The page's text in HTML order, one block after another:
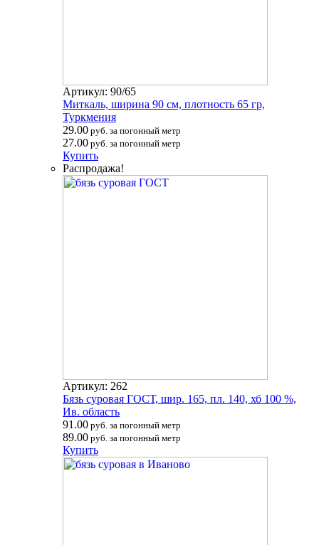
Артикул: 90/65
Миткаль, ширина 90 см, плотность 65 гр,
Туркмения
29.00 руб. за погонный метр
27.00 руб. за погонный метр
Купить
Распродажа!
Артикул: 262
Бязь суровая ГОСТ, шир. 165, пл. 140, хб 100 %,
Ив. область
91.00 руб. за погонный метр
89.00 руб. за погонный метр
Купить